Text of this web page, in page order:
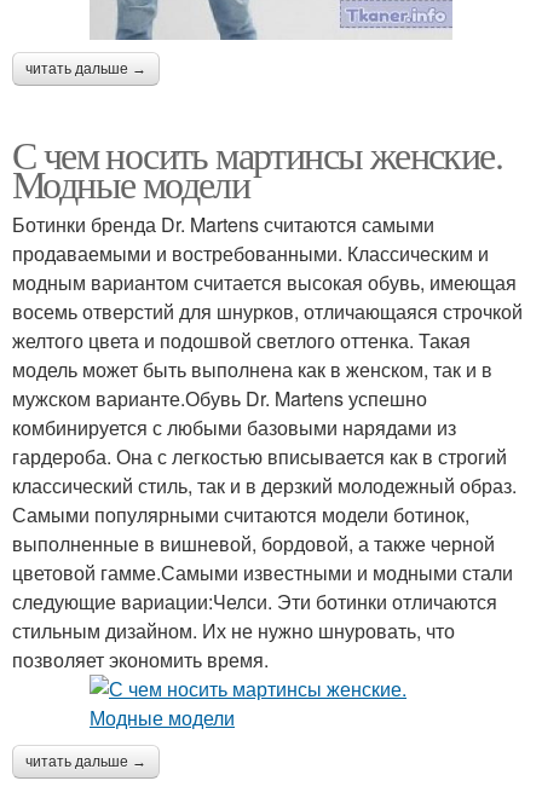
читать дальше →
С чем носить мартинсы женские.
Модные модели
Ботинки бренда Dr. Martens считаются самыми
продаваемыми и востребованными. Классическим и
модным вариантом считается высокая обувь, имеющая
восемь отверстий для шнурков, отличающаяся строчкой
желтого цвета и подошвой светлого оттенка. Такая
модель может быть выполнена как в женском, так и в
мужском варианте.Обувь Dr. Martens успешно
комбинируется с любыми базовыми нарядами из
гардероба. Она с легкостью вписывается как в строгий
классический стиль, так и в дерзкий молодежный образ.
Самыми популярными считаются модели ботинок,
выполненные в вишневой, бордовой, а также черной
цветовой гамме.Самыми известными и модными стали
следующие вариации:Челси. Эти ботинки отличаются
стильным дизайном. Их не нужно шнуровать, что
позволяет экономить время.
читать дальше →